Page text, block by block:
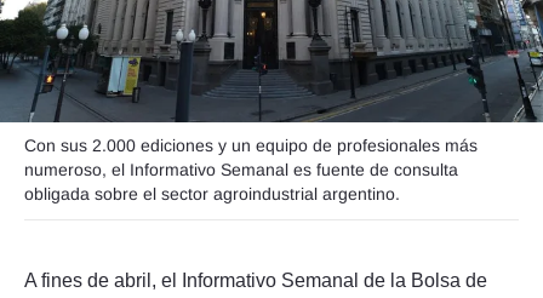
Seguinos
Con sus 2.000 ediciones y un equipo de profesionales más
numeroso, el Informativo Semanal es fuente de consulta
obligada sobre el sector agroindustrial argentino.
A fines de abril, el Informativo Semanal de la Bolsa de